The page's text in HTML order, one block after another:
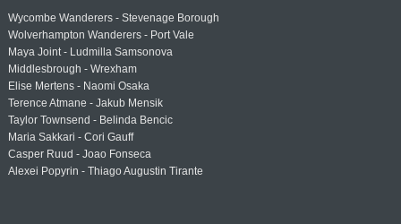
Wycombe Wanderers - Stevenage Borough
Wolverhampton Wanderers - Port Vale
Maya Joint - Ludmilla Samsonova
Middlesbrough - Wrexham
Elise Mertens - Naomi Osaka
Terence Atmane - Jakub Mensik
Taylor Townsend - Belinda Bencic
Maria Sakkari - Cori Gauff
Casper Ruud - Joao Fonseca
Alexei Popyrin - Thiago Augustin Tirante